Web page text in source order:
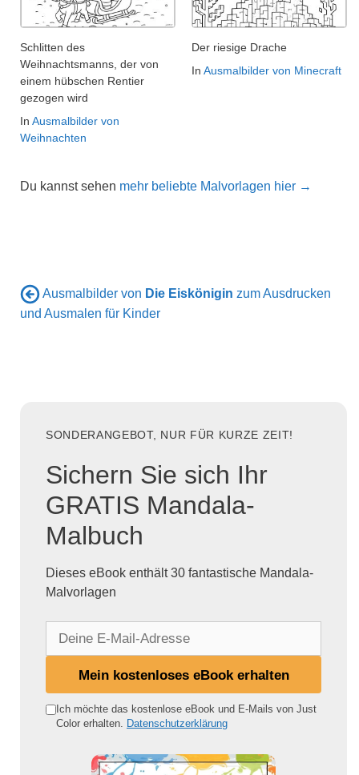
Schlitten des
Weihnachtsmanns, der von
einem hübschen Rentier
gezogen wird
In Ausmalbilder von
Weihnachten
Der riesige Drache
In Ausmalbilder von Minecraft
Du kannst sehen mehr beliebte Malvorlagen hier →
Ausmalbilder von Die Eiskönigin zum Ausdrucken
und Ausmalen für Kinder
SONDERANGEBOT, NUR FÜR KURZE ZEIT!
Sichern Sie sich Ihr
GRATIS Mandala-
Malbuch
Dieses eBook enthält 30 fantastische Mandala-
Malvorlagen
e
Mein kostenloses eBook erhalten
Ich möchte das kostenlose eBook und E-Mails von Just
Color erhalten.
Datenschutzerklärung